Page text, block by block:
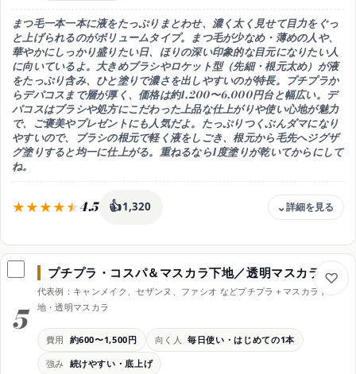
注意
長時間の水濡れはWPが安心
まつ毛一本一本に液をたっぷりまとわせ、 濃く太く見せて目力をぐっ
と上げられるのがボリュームタイプ。まつ毛が少なめ・薄めの人や、
華やかにしっかり盛りたい日、ほりの深い印象的な目元になりたい人
に向いているよ。大きめブラシやロケット型（先細・根元太め）が液
をたっぷり含み、ひと塗りで濃さを出しやすいのが特長。プチプラか
らデパコスまで層が厚く、価格は約1,200〜6,000円台と幅広い。デ
パコスはブラシや処方にこだわった上品な仕上がりや使い心地が魅力
で、ご褒美やプレゼントにも人気だよ。たっぷりつくぶんダマになり
やすいので、ブラシの根元で軽く液をしごき、根元から毛先へジグザ
グ塗りすると均一に仕上がる。重ねるなら1度塗りが乾いてからにして
ね。
4.5 👍1,320
価格目安
約1,200〜6,000円台
仕上がり
濃密・目力アップ
ブラシ
大きめ・ロケット型
向く人
まつ毛少なめ・華やかに盛りたい
5
プチプラ・コスパ＆マスカラ下地／透明マスカラ
代表例：キャンメイク、セザンヌ、ファシオ などプチプラ＋マスカラ下
地・透明マスカラ
費用 約600〜1,500円 向く人
毎日使い・はじめての1本
強み 続けやすい・底上げ